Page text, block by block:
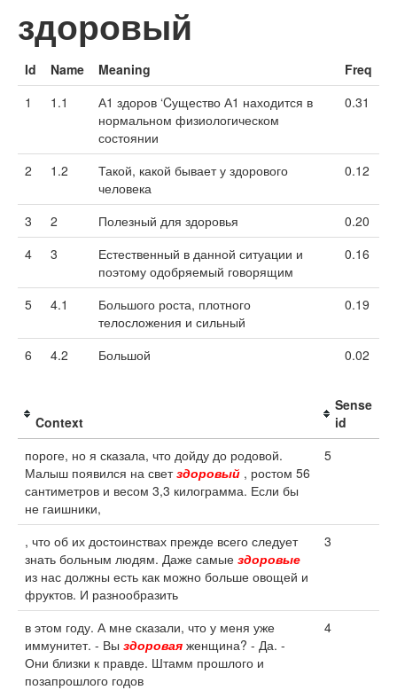
здоровый
Id Name Meaning
Freq
1
1.1
А1 здоров ‘Cущество А1 находится в
нормальном физиологическом
состоянии
0.31
2 1.2
Такой, какой бывает у здорового
человека
0.12
3 2 Полезный для здоровья
0.20
4
3
Естественный в данной ситуации и
поэтому одобряемый говорящим
0.16
5 4.1
Большого роста, плотного
телосложения и сильный
0.19
6 4.2 Большой 0.02
Context
Sense
id
пороге, но я сказала, что дойду до родовой.
Малыш появился на светздоровый , ростом 56
сантиметров и весом 3,3 килограмма. Если бы
не гаишники,
5
, что об их достоинствах прежде всего следует
знать больным людям. Даже самые здоровые
из нас должны есть как можно больше овощей и
фруктов. И разнообразить
3
в этом году. А мне сказали, что у меня уже
иммунитет. - Вы здоровая женщина? - Да. -
Они близки к правде. Штамм прошлого и
позапрошлого годов
4